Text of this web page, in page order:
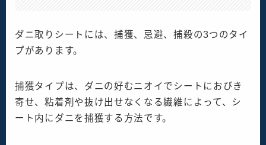
ダニ取りシートには、捕獲、忌避、捕殺の3つのタイ
プがあります。
捕獲タイプは、ダニの好むニオイでシートにおびき
寄せ、粘着剤や抜け出せなくなる繊維によって、シ
ート内にダニを捕獲する方法です。